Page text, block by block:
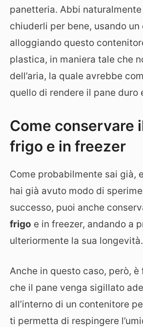
panetteria. Abbi
chiuderli per bene, usando un
alloggiando questo
plastica, in maniera tale che
dell’aria, la quale avrebbe
quello di rendere il pane duro
Come conservare
frigo e in freezer
Come probabilmente sai già,
hai già avuto modo di
successo, puoi anche
frigo e in freezer, andando a
ulteriormente la sua longevità.
Anche in questo caso, però,
che il pane venga sigillato
all’interno di un contenitore
ti permetta di respingere